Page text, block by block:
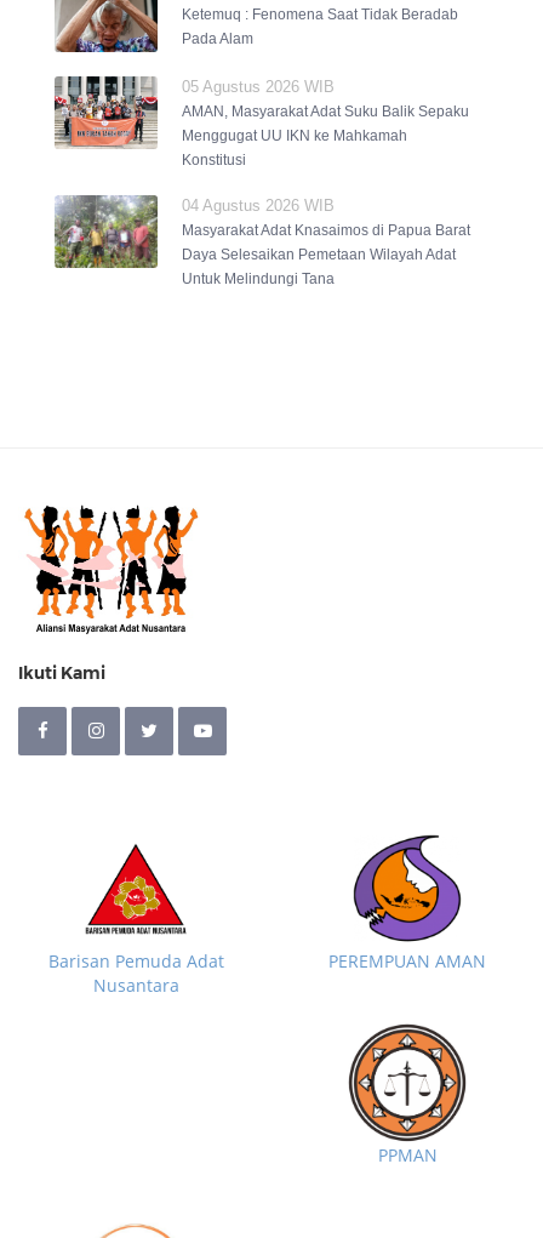
Ketemuq : Fenomena Saat Tidak Beradab
Pada Alam
05 Agustus 2026 WIB
AMAN, Masyarakat Adat Suku Balik Sepaku
Menggugat UU IKN ke Mahkamah
Konstitusi
04 Agustus 2026 WIB
Masyarakat Adat Knasaimos di Papua Barat
Daya Selesaikan Pemetaan Wilayah Adat
Untuk Melindungi Tana
Ikuti Kami
Barisan Pemuda Adat
Nusantara
PEREMPUAN AMAN
PPMAN